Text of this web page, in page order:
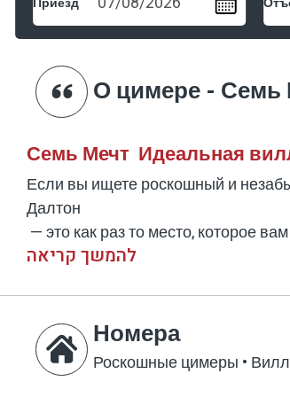
О цимере - Семь
Семь Мечт Идеальная
Если вы ищете роскошный и
Далтон
— это как раз то место, которое
атмосферы, и все это в пределах
Роскошный комплекс с
Вилла Seven Dream занимает
современных линиях и
гостя.
להמשך קריאה
Номера
Роскошные цимеры •